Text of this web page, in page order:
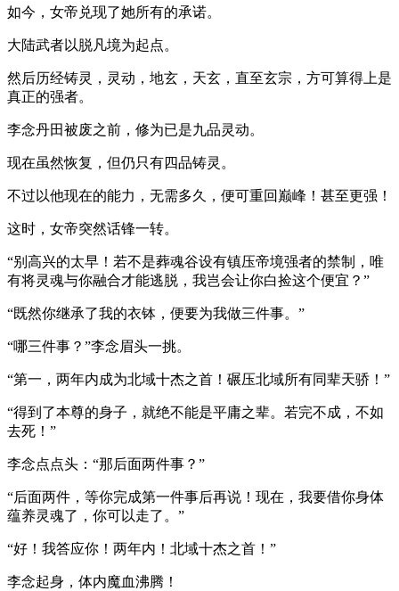
如今，女帝兑现了她所有的承诺。
大陆武者以脱凡境为起点。
然后历经铸灵，灵动，地玄，天玄，直至玄宗，方可算得上是
真正的强者。
李念丹田被废之前，修为已是九品灵动。
现在虽然恢复，但仍只有四品铸灵。
不过以他现在的能力，无需多久，便可重回巅峰！甚至更强！
这时，女帝突然话锋一转。
“别高兴的太早！若不是葬魂谷设有镇压帝境强者的禁制，唯
有将灵魂与你融合才能逃脱，我岂会让你白捡这个便宜？”
“既然你继承了我的衣钵，便要为我做三件事。”
“哪三件事？”李念眉头一挑。
“第一，两年内成为北域十杰之首！碾压北域所有同辈天骄！”
“得到了本尊的身子，就绝不能是平庸之辈。若完不成，不如
去死！”
李念点点头：“那后面两件事？”
“后面两件，等你完成第一件事后再说！现在，我要借你身体
蕴养灵魂了，你可以走了。”
“好！我答应你！两年内！北域十杰之首！”
李念起身，体内魔血沸腾！